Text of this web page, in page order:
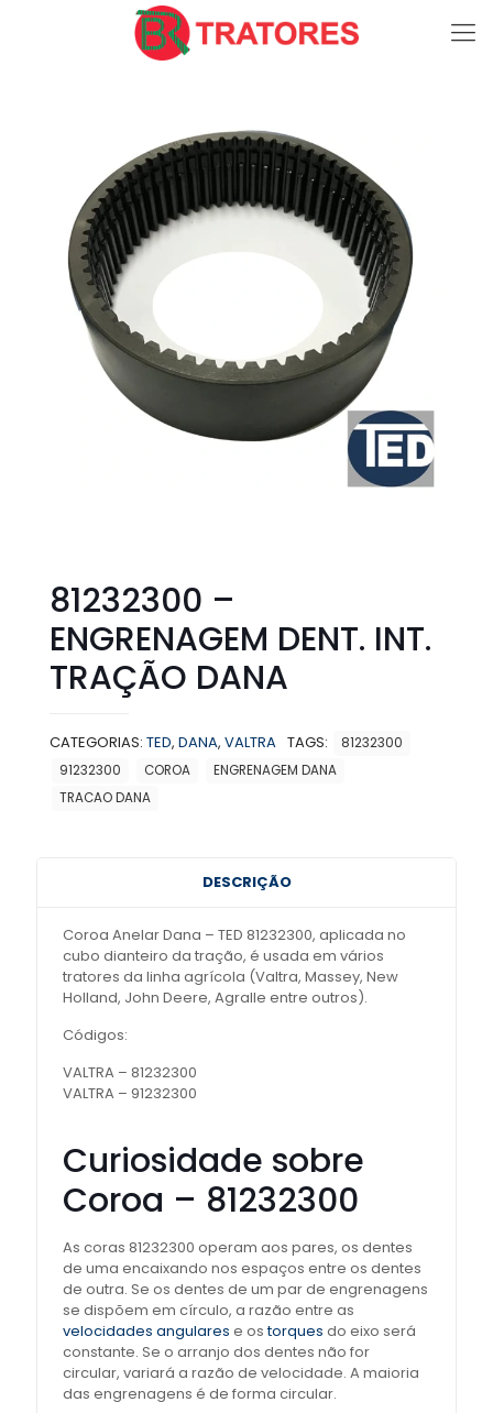
81232300 –
ENGRENAGEM DENT. INT.
TRAÇÃO DANA
CATEGORIAS: TED, DANA, VALTRA TAGS:
81232300
91232300
COROA
ENGRENAGEM DANA
TRACAO DANA
DESCRIÇÃO
Coroa Anelar Dana – TED 81232300, aplicada no
cubo dianteiro da tração, é usada em vários
tratores da linha agrícola (Valtra, Massey, New
Holland, John Deere, Agralle entre outros).
Códigos:
VALTRA – 81232300
VALTRA – 91232300
Curiosidade sobre
Coroa – 81232300
As coras 81232300 operam aos pares, os dentes
de uma encaixando nos espaços entre os dentes
de outra. Se os dentes de um par de engrenagens
se dispõem em círculo, a razão entre as
velocidades angulares e ostorques do eixo será
constante. Se o arranjo dos dentes não for
circular, variará a razão de velocidade. A maioria
das engrenagens é de forma circular.